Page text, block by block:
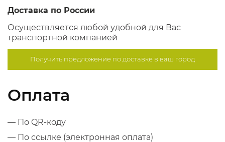
Доставка по России
Осуществляется любой удобной для Вас
транспортной компанией
Получить предложение подоставке в ваш город
Оплата
— По QR-коду
— По ссылке (электронная оплата)